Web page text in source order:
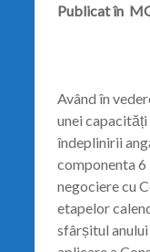
Publicat în
Având în
unei
îndeplinirii
componenta 6
negociere cu
etapelor
sfârșitul